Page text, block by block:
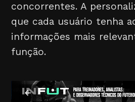
concorrentes. A
que cada usuário tenha
informações mais
função.